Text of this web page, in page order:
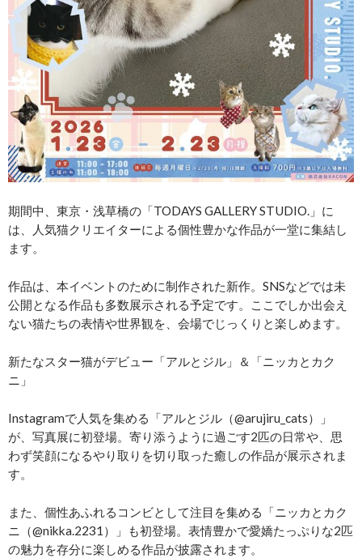
期間中、東京・浅草橋の「TODAYS GALLERY STUDIO.」に
は、人気猫クリエイターによる個性豊かな作品が一堂に集結し
ます。
作品は、本イベントのために制作された新作。SNSなどでは未
公開となる作品も多数展示される予定です。ここでしか出会え
ない猫たちの表情や世界観を、会場でじっくりと楽しめます。
新たなスター猫がデビュー「アルとジル」＆「ニッカとカク
ニ」
Instagramで人気を集める「アルとジル（@arujiru_cats）」
が、写真展に初登場。寄り添うように過ごす2匹の日常や、思
わず笑顔になるやり取りを切り取った癒しの作品が展示されま
す。
また、個性あふれるコンビとして注目を集める「ニッカとカク
ニ（@nikka.2231）」も初登場。表情豊かで愛嬌たっぷりな2匹
の魅力を存分に楽しめる作品が披露されます。